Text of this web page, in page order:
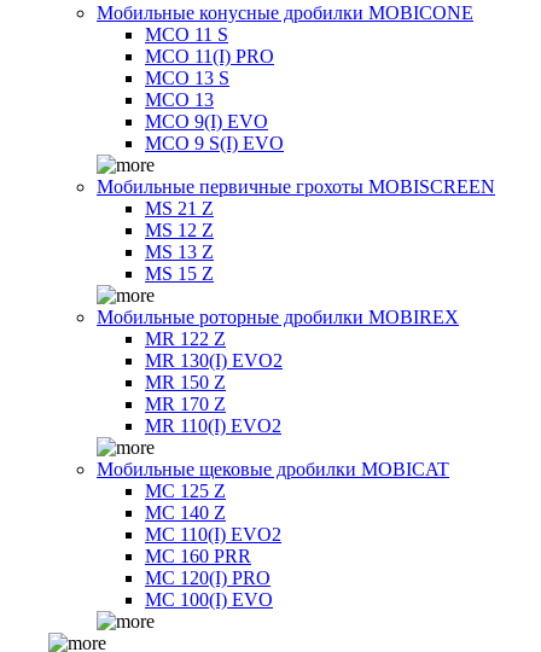
Мобильные конусные дробилки MOBICONE
MCO 11 S
MCO 11(I) PRO
MCO 13 S
MCO 13
MCO 9(I) EVO
MCO 9 S(I) EVO
Мобильные первичные грохоты MOBISCREEN
MS 21 Z
MS 12 Z
MS 13 Z
MS 15 Z
Мобильные роторные дробилки MOBIREX
MR 122 Z
MR 130(I) EVO2
MR 150 Z
MR 170 Z
MR 110(I) EVO2
Мобильные щековые дробилки MOBICAT
MC 125 Z
MC 140 Z
MC 110(I) EVO2
MC 160 PRR
MC 120(I) PRO
MC 100(I) EVO